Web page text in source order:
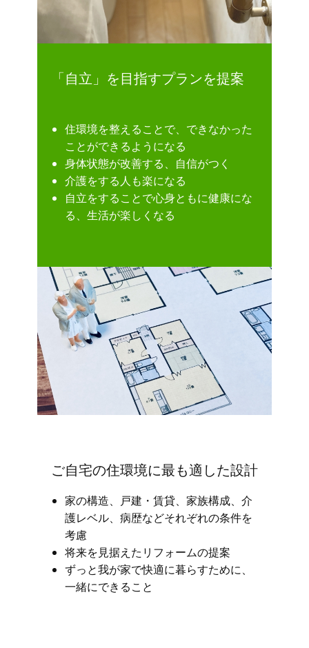
「自立」を目指すプランを提案
住環境を整えることで、できなかった
ことができるようになる
身体状態が改善する、自信がつく
介護をする人も楽になる
自立をすることで心身ともに健康にな
る、生活が楽しくなる
ご自宅の住環境に最も適した設計
家の構造、戸建・賃貸、家族構成、介
護レベル、病歴などそれぞれの条件を
考慮
将来を見据えたリフォームの提案
ずっと我が家で快適に暮らすために、
一緒にできること